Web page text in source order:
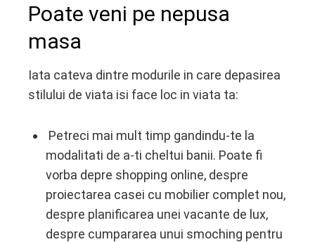
Poate veni pe nepusa
masa
Iata cateva dintre modurile in care depasirea
stilului de viata isi face loc in viata ta:
Petreci mai mult timp gandindu-te la
modalitati de a-ti cheltui banii. Poate fi
vorba depre shopping online, despre
proiectarea casei cu mobilier complet nou,
despre planificarea unei vacante de lux,
despre cumpararea unui smoching pentru